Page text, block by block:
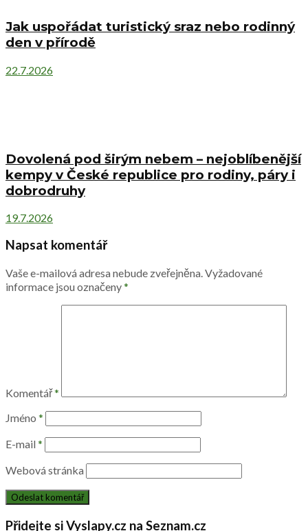
Jak uspořádat turistický sraz nebo rodinný
den v přírodě
22.7.2026
Dovolená pod širým nebem – nejoblíbenější
kempy v České republice pro rodiny, páry i
dobrodruhy
19.7.2026
Napsat komentář
Vaše e-mailová adresa nebude zveřejněna. Vyžadované
informace jsou označeny*
Komentář*
Jméno *
E-mail *
Webová stránka
Přidejte si Vyslapy.cz na Seznam.cz